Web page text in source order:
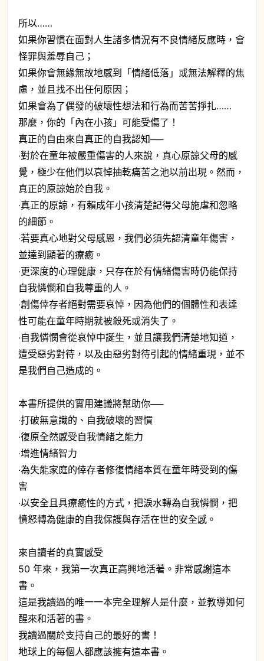
所以……
如果你習慣在面對人生諸多情況有不良情緒反應時，會
怪罪與羞辱自己；
如果你會無緣無故地感到「情緒低落」或無法解釋的焦
慮，並且找不出任何原因；
如果會為了偶發的破壞性想法和行為而苦苦掙扎……
那麼，你的「內在小孩」可能受傷了！
真正的自由來自真正的自我認知──
‧對於在童年被嚴重傷害的人來說，真心原諒父母的感
覺，極少在他們以哀悼抽乾痛苦之池以前出現。然而，
真正的原諒始於自我。
‧真正的原諒，有賴成年小孩清楚記得父母施虐和忽略
的細節。
‧若要真心地對父母感恩，我們必須先認清童年傷害，
並達到顯著的療癒。
‧更深度的心理健康，只存在於有情緒傷害時仍能保持
自我憐憫和自我尊重的人。
‧創傷倖存者絕對需要哀悼，因為他們的個體性和表達
性可能在童年時期就被殺死或消失了。
‧自我憐憫會從哀悼中誕生，並且讓我們清楚地知道，
遭受惡劣對待，以及由惡劣對待引起的情緒重現，並不
是我們自己造成的。
本書所提供的實用建議將幫助你──
‧打破無意識的、自我破壞的習慣
‧復原全然感受自我情緒之能力
‧增進情緒智力
‧為失能家庭的倖存者修復情緒本質在童年時受到的傷
害
‧以安全且具療癒性的方式，把淚水轉為自我憐憫，把
憤怒轉為健康的自我保護與存活在世的安全感。
來自讀者的真實感受
50 年來，我第一次真正高興地活著。非常感謝這本
書。
這是我讀過的唯一一本完全理解人是什麼，並教導如何
醒來和活著的書。
我讀過關於支持自己的最好的書！
地球上的每個人都應該擁有這本書。